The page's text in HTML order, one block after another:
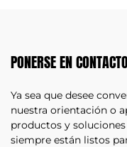
PONERSE EN
Ya sea que desee
nuestra orientación o
productos y
siempre están listos